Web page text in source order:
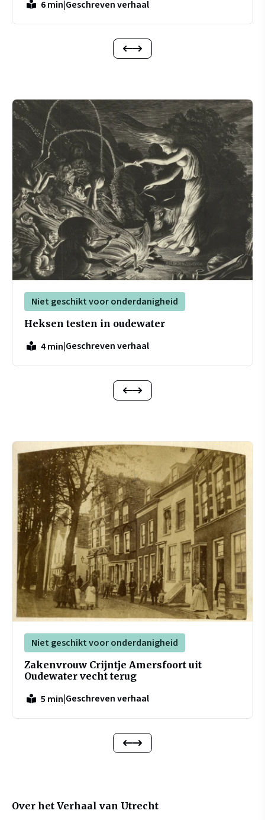
6 min|Geschreven verhaal
Niet geschikt voor onderdanigheid
Heksen testen in oudewater
4 min|Geschreven verhaal
Niet geschikt voor onderdanigheid
Zakenvrouw Crijntje Amersfoort uit
Oudewater vecht terug
5 min|Geschreven verhaal
Over het Verhaal van Utrecht